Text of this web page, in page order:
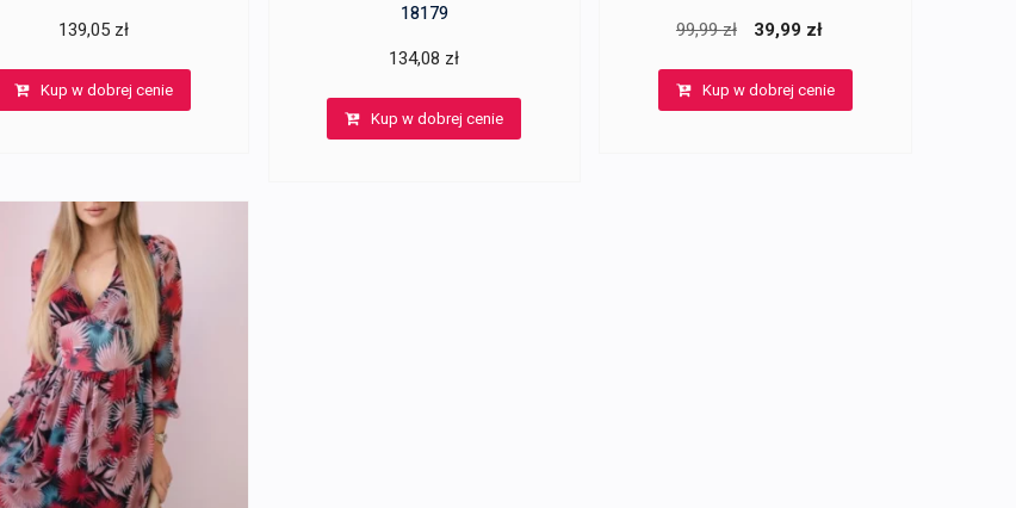
139,05 zł
Kup w dobrej cenie
18179
134,08 zł
Kup w dobrej cenie
99,99zł
Pierwotna
wynosiła:
39,99 zł
wynosi:
Kup w dobrej cenie